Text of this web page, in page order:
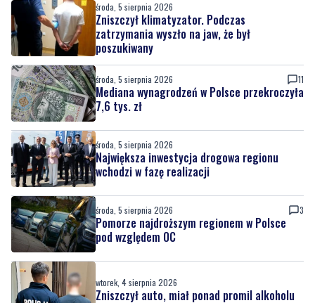
środa, 5 sierpnia 2026
Zniszczył klimatyzator. Podczas
zatrzymania wyszło na jaw, że był
poszukiwany
środa, 5 sierpnia 2026 11
Mediana wynagrodzeń w Polsce przekroczyła
7,6 tys. zł
środa, 5 sierpnia 2026
Największa inwestycja drogowa regionu
wchodzi w fazę realizacji
środa, 5 sierpnia 2026 3
Pomorze najdroższym regionem w Polsce
pod względem OC
wtorek, 4 sierpnia 2026
Zniszczył auto, miał ponad promil alkoholu